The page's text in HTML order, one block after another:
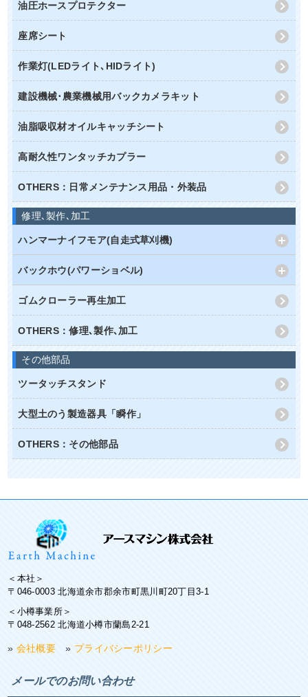
油圧ホースプロテクター
座席シート
作業灯(LEDライト､HIDライト)
建設機械･農業機械用バックカメラキット
油脂吸収材オイルキャッチシート
高耐久性ワンタッチカプラー
OTHERS：日常メンテナンス用品・外装品
修理､製作､加工
ハンマーナイフモア(自走式草刈機)
バックホウ(パワーショベル)
ゴムクローラー再生加工
OTHERS：修理､製作､加工
その他部品
ツータッチスタンド
大型土のう製造器具「瞬作」
OTHERS：その他部品
＜本社＞
〒046-0003 北海道余市郡余市町黒川町20丁目3-1
＜小樽事業所＞
〒048-2562 北海道小樽市蘭島2-21
» 会社概要 » プライバシーポリシー
メールでのお問い合わせ